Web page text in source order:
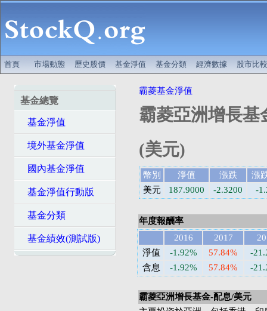
首頁 市場動態 歷史股價 基金淨值 基金分類 經濟數據 股市比較
基金總覽
基金淨值
境外基金淨值
國內基金淨值
基金淨值行動版
基金分類
基金績效(測試版)
霸菱基金淨值
霸菱亞洲增長基
(美元)
幣別 淨值 漲跌
漲
美元
187.9000 -2.3200 -
年度報酬率
2016
2017
淨值
-1.92% 57.84%
-
含息
-1.92% 57.84% -
霸菱亞洲增長基金-配息/美元